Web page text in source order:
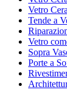
Vetro
Tende a
Vetro
Sopra
Porte a